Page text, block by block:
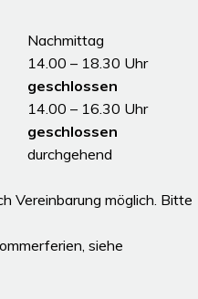
Nachmittag
14.00 – 18.30 Uhr
geschlossen
14.00 – 16.30 Uhr
geschlossen
durchgehend
Vereinbarung möglich. Bitte
siehe